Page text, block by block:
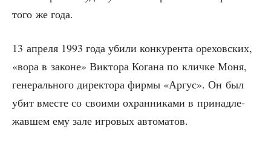
того же года.
13 апре­ля 1993 года уби­ли кон­ку­рен­та оре­хов­ских,
«вора в законе» Вик­то­ра Кога­на по клич­ке Моня,
гене­раль­но­го дирек­то­ра фир­мы «Аргус». Он был
убит вме­сте со сво­и­ми охран­ни­ка­ми в при­над­ле­
жав­шем ему зале игро­вых автоматов.